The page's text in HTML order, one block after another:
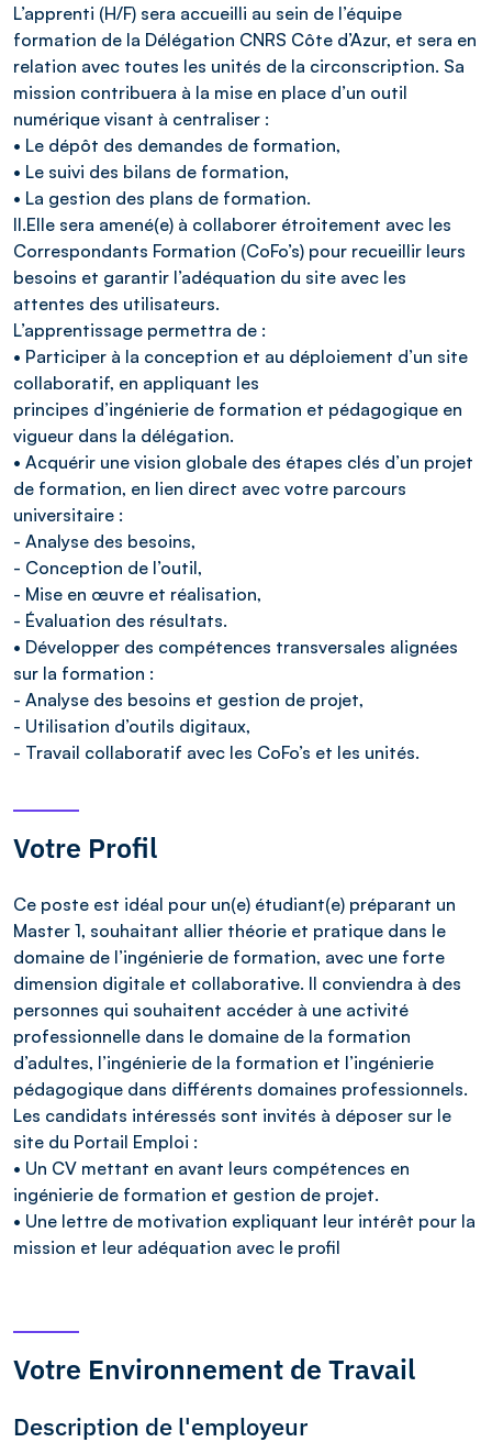
L’apprenti (H/F) sera accueilli au sein de l’équipe
formation de la Délégation CNRS Côte d’Azur, et sera en
relation avec toutes les unités de la circonscription. Sa
mission contribuera à la mise en place d’un outil
numérique visant à centraliser :
• Le dépôt des demandes de formation,
• Le suivi des bilans de formation,
• La gestion des plans de formation.
Il.Elle sera amené(e) à collaborer étroitement avec les
Correspondants Formation (CoFo’s) pour recueillir leurs
besoins et garantir l’adéquation du site avec les
attentes des utilisateurs.
L’apprentissage permettra de :
• Participer à la conception et au déploiement d’un site
collaboratif, en appliquant les
principes d’ingénierie de formation et pédagogique en
vigueur dans la délégation.
• Acquérir une vision globale des étapes clés d’un projet
de formation, en lien direct avec votre parcours
universitaire :
- Analyse des besoins,
- Conception de l’outil,
- Mise en œuvre et réalisation,
- Évaluation des résultats.
• Développer des compétences transversales alignées
sur la formation :
- Analyse des besoins et gestion de projet,
- Utilisation d’outils digitaux,
- Travail collaboratif avec les CoFo’s et les unités.
Votre Profil
Ce poste est idéal pour un(e) étudiant(e) préparant un
Master 1, souhaitant allier théorie et pratique dans le
domaine de l’ingénierie de formation, avec une forte
dimension digitale et collaborative. Il conviendra à des
personnes qui souhaitent accéder à une activité
professionnelle dans le domaine de la formation
d’adultes, l’ingénierie de la formation et l’ingénierie
pédagogique dans différents domaines professionnels.
Les candidats intéressés sont invités à déposer sur le
site du Portail Emploi :
• Un CV mettant en avant leurs compétences en
ingénierie de formation et gestion de projet.
• Une lettre de motivation expliquant leur intérêt pour la
mission et leur adéquation avec le profil
Votre Environnement de Travail
Description de l'employeur